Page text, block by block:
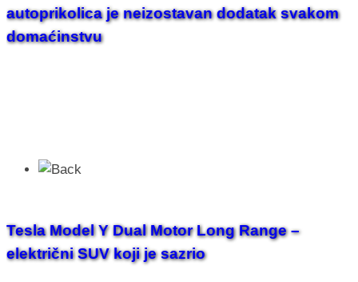
autoprikolica je neizostavan dodatak svakom
domaćinstvu
Tesla Model Y Dual Motor Long Range –
električni SUV koji je sazrio